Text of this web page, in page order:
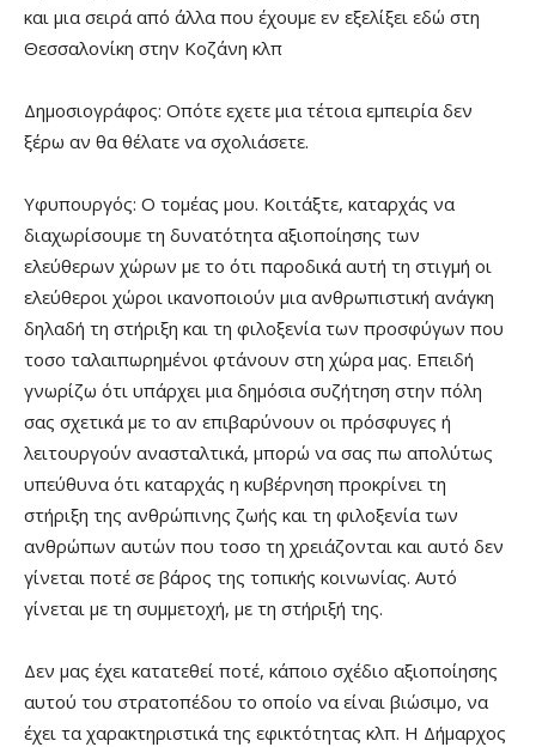
και μια σειρά από άλλα που έχουμε εν εξελίξει εδώ στη
Θεσσαλονίκη στην Κοζάνη κλπ
Δημοσιογράφος: Οπότε εχετε μια τέτοια εμπειρία δεν
ξέρω αν θα θέλατε να σχολιάσετε.
Υφυπουργός: Ο τομέας μου. Κοιτάξτε, καταρχάς να
διαχωρίσουμε τη δυνατότητα αξιοποίησης των
ελεύθερων χώρων με το ότι παροδικά αυτή τη στιγμή οι
ελεύθεροι χώροι ικανοποιούν μια ανθρωπιστική ανάγκη
δηλαδή τη στήριξη και τη φιλοξενία των προσφύγων που
τοσο ταλαιπωρημένοι φτάνουν στη χώρα μας. Επειδή
γνωρίζω ότι υπάρχει μια δημόσια συζήτηση στην πόλη
σας σχετικά με το αν επιβαρύνουν οι πρόσφυγες ή
λειτουργούν ανασταλτικά, μπορώ να σας πω απολύτως
υπεύθυνα ότι καταρχάς η κυβέρνηση προκρίνει τη
στήριξη της ανθρώπινης ζωής και τη φιλοξενία των
ανθρώπων αυτών που τοσο τη χρειάζονται και αυτό δεν
γίνεται ποτέ σε βάρος της τοπικής κοινωνίας. Αυτό
γίνεται με τη συμμετοχή, με τη στήριξή της.
Δεν μας έχει κατατεθεί ποτέ, κάποιο σχέδιο αξιοποίησης
αυτού του στρατοπέδου το οποίο να είναι βιώσιμο, να
έχει τα χαρακτηριστικά της εφικτότητας κλπ. Η Δήμαρχος